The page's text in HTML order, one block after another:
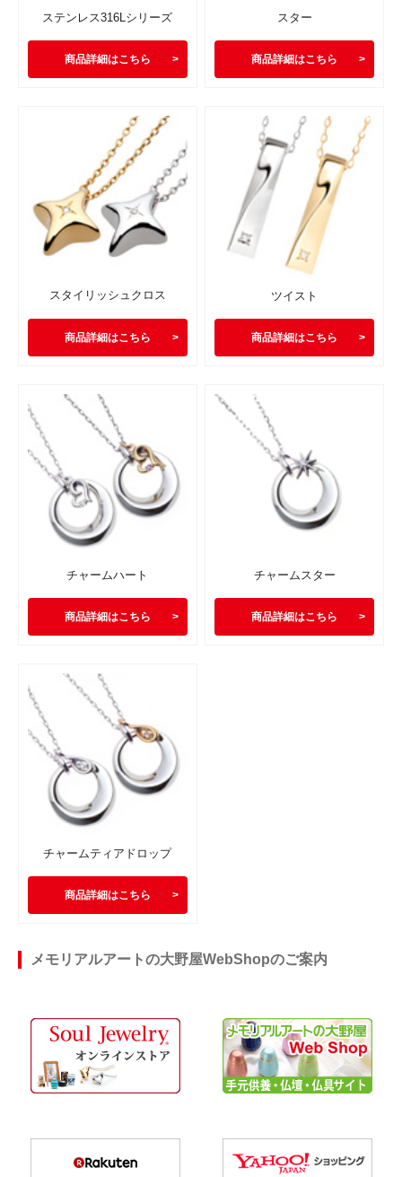
ステンレス316Lシリーズ
商品詳細はこちら
スター
商品詳細はこちら
スタイリッシュクロス
商品詳細はこちら
ツイスト
商品詳細はこちら
チャームハート
商品詳細はこちら
チャームスター
商品詳細はこちら
チャームティアドロップ
商品詳細はこちら
メモリアルアートの大野屋WebShopのご案内